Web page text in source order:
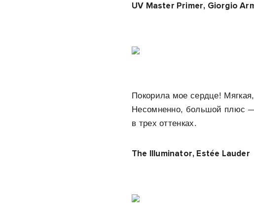
UV Master Primer, Giorgio
Покорила мое сердце!
Несомненно, большой плюс
в трех оттенках.
The Illuminator, Estée Lauder